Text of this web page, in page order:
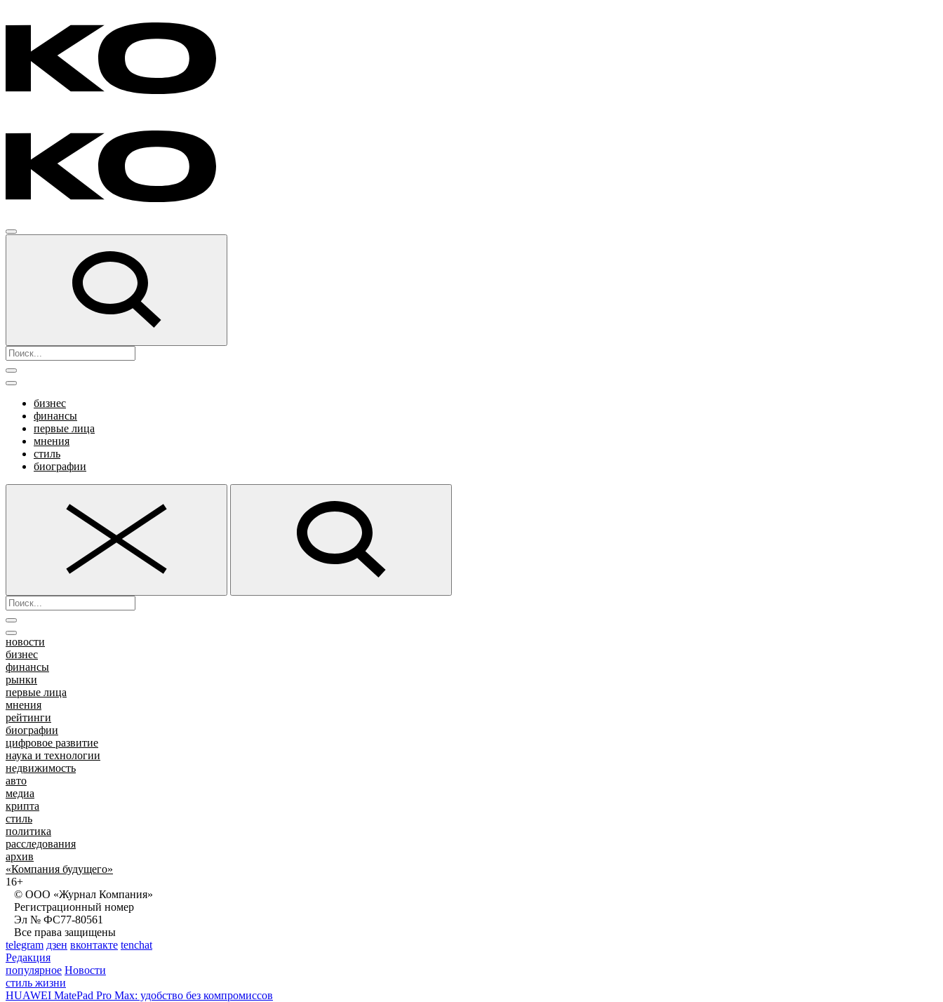
бизнес
финансы
первые лица
мнения
стиль
биографии
новости
бизнес
финансы
рынки
первые лица
мнения
рейтинги
биографии
цифровое развитие
наука и технологии
недвижимость
авто
медиа
крипта
стиль
политика
расследования
архив
«Компания будущего»
16+
© ООО «Журнал Компания»
Регистрационный номер
Эл № ФС77-80561
Все права защищены
telegram дзен вконтакте tenchat
Редакция
популярное Новости
стиль жизни
HUAWEI MatePad Pro Max: удобство без компромиссов